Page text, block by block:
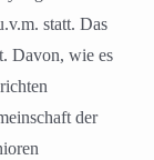
statt. Das
Davon, wie es
der